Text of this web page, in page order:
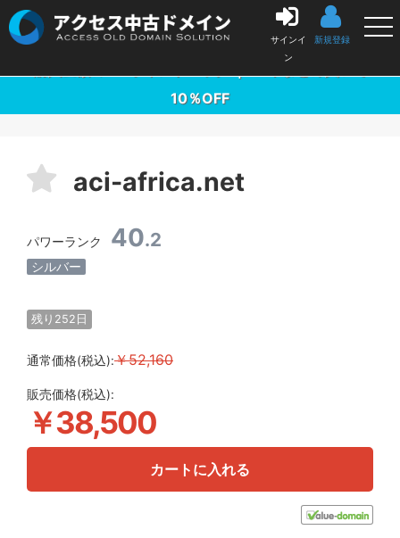
サインイ
ン
新規登録
10％OFF
aci-africa.net
パワーランク 40.2
シルバー
残り252日
通常価格(税込):￥52,160
販売価格(税込):
￥38,500
カートに入れる